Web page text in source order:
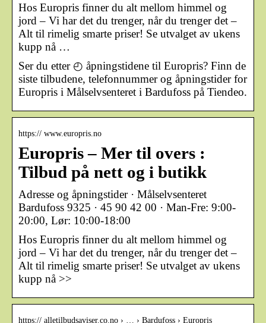
Hos Europris finner du alt mellom himmel og
jord – Vi har det du trenger, når du trenger det –
Alt til rimelig smarte priser! Se utvalget av ukens
kupp nå …
Ser du etter ◴ åpningstidene til Europris? Finn de
siste tilbudene, telefonnummer og åpningstider for
Europris i Målselvsenteret i Bardufoss på Tiendeo.
https:// www.europris.no
Europris – Mer til overs :
Tilbud på nett og i butikk
Adresse og åpningstider · Målselvsenteret
Bardufoss 9325 · 45 90 42 00 · Man-Fre: 9:00-
20:00, Lør: 10:00-18:00
Hos Europris finner du alt mellom himmel og
jord – Vi har det du trenger, når du trenger det –
Alt til rimelig smarte priser! Se utvalget av ukens
kupp nå >>
https:// alletilbudsaviser.co.no › … › Bardufoss › Europris